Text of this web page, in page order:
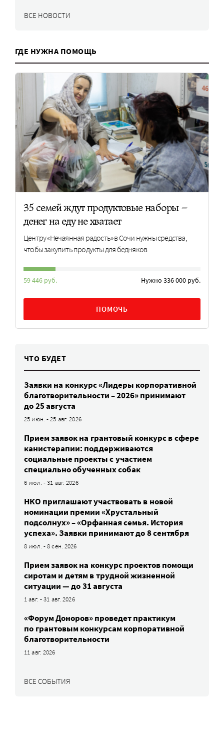
ВСЕ НОВОСТИ
ГДЕ НУЖНА ПОМОЩЬ
35 семей ждут продуктовые наборы –
денег на еду не хватает
Центру «Нечаянная радость» в Сочи нужны средства,
чтобы закупить продукты для бедняков
59 446 руб. Нужно 336 000 руб.
ПОМОЧЬ
ЧТО БУДЕТ
Заявки на конкурс «Лидеры корпоративной
благотворительности – 2026» принимают
до 25 августа
25 июн. - 25 авг. 2026
Прием заявок на грантовый конкурс в сфере
канистерапии: поддерживаются
социальные проекты с участием
специально обученных собак
6 июл. - 31 авг. 2026
НКО приглашают участвовать в новой
номинации премии «Хрустальный
подсолнух» – «Орфанная семья. История
успеха». Заявки принимают до 8 сентября
8 июл. - 8 сен. 2026
Прием заявок на конкурс проектов помощи
сиротам и детям в трудной жизненной
ситуации — до 31 августа
1 авг. - 31 авг. 2026
«Форум Доноров» проведет практикум
по грантовым конкурсам корпоративной
благотворительности
11 авг. 2026
ВСЕ СОБЫТИЯ